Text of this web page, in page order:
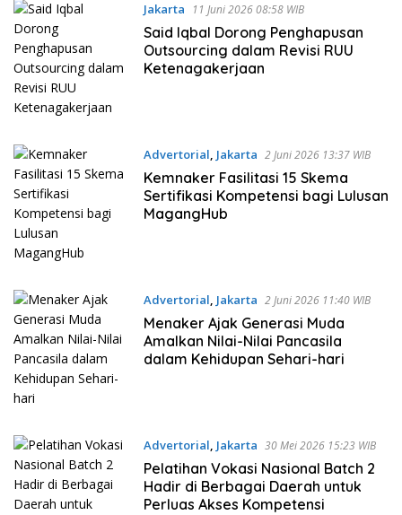
Jakarta 11 Juni 2026 08:58 WIB
Said Iqbal Dorong Penghapusan
Outsourcing dalam Revisi RUU
Ketenagakerjaan
Advertorial, Jakarta 2 Juni 2026 13:37 WIB
Kemnaker Fasilitasi 15 Skema
Sertifikasi Kompetensi bagi Lulusan
MagangHub
Advertorial, Jakarta 2 Juni 2026 11:40 WIB
Menaker Ajak Generasi Muda
Amalkan Nilai-Nilai Pancasila
dalam Kehidupan Sehari-hari
Advertorial, Jakarta 30 Mei 2026 15:23 WIB
Pelatihan Vokasi Nasional Batch 2
Hadir di Berbagai Daerah untuk
Perluas Akses Kompetensi